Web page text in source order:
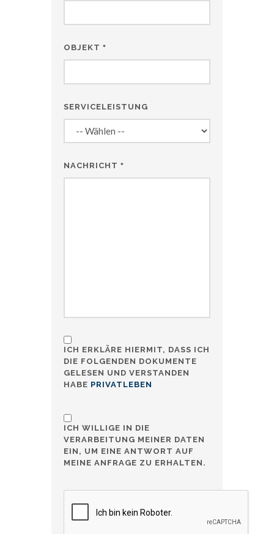
OBJEKT *
SERVICELEISTUNG
NACHRICHT *
ICH ERKLÄRE HIERMIT, DASS ICH
DIE FOLGENDEN DOKUMENTE
GELESEN UND VERSTANDEN
HABE PRIVATLEBEN
ICH WILLIGE IN DIE
VERARBEITUNG MEINER DATEN
EIN, UM EINE ANTWORT AUF
MEINE ANFRAGE ZU ERHALTEN.